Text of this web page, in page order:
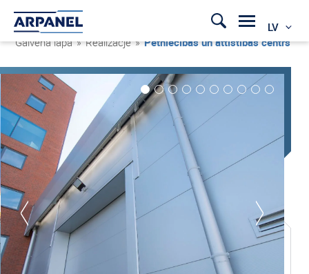
LV
Galvenā lapa » Realizacje »Pētniecības un attīstības centrs